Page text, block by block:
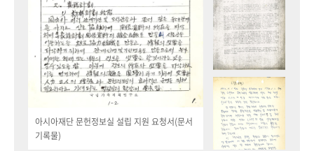
아시아재단 문헌정보실 설립 지원 요청서(문서
기록물)